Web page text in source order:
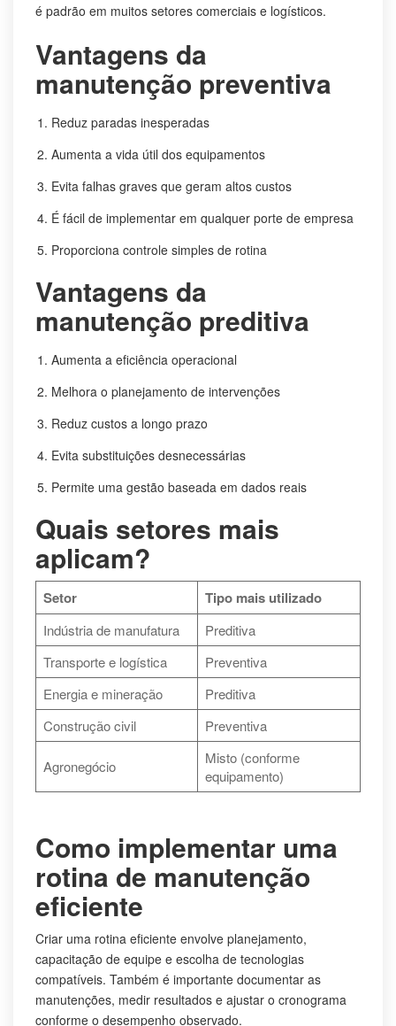
é padrão em muitos setores comerciais e logísticos.
Vantagens da
manutenção preventiva
Reduz paradas inesperadas
Aumenta a vida útil dos equipamentos
Evita falhas graves que geram altos custos
É fácil de implementar em qualquer porte de empresa
Proporciona controle simples de rotina
Vantagens da
manutenção preditiva
Aumenta a eficiência operacional
Melhora o planejamento de intervenções
Reduz custos a longo prazo
Evita substituições desnecessárias
Permite uma gestão baseada em dados reais
Quais setores mais
aplicam?
Setor Tipo mais utilizado
Indústria de manufatura
Preditiva
Transporte e logística
Preventiva
Energia e mineração
Preditiva
Construção civil
Preventiva
Agronegócio
Misto (conforme
equipamento)
Como implementar uma
rotina de manutenção
eficiente
Criar uma rotina eficiente envolve planejamento,
capacitação de equipe e escolha de tecnologias
compatíveis. Também é importante documentar as
manutenções, medir resultados e ajustar o cronograma
conforme o desempenho observado.